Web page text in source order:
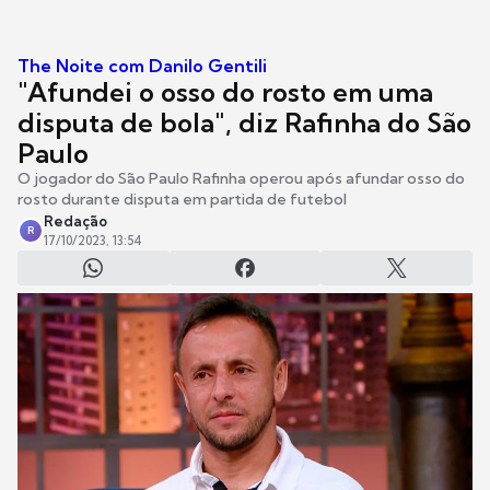
The Noite com Danilo Gentili
"Afundei o osso do rosto em uma
disputa de bola", diz Rafinha do São
Paulo
O jogador do São Paulo Rafinha operou após afundar osso do
rosto durante disputa em partida de futebol
R
Redação
17/10/2023, 13:54